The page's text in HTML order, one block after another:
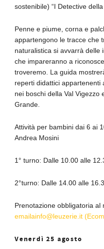
sostenibile) “I Detective
Penne e piume, corna e
appartengono le tracce che
naturalistica si avvarrà delle
che impareranno a
troveremo. La guida
reperti didattici appartenenti
nei boschi della Val Vigezzo
Grande.
Attività per bambini dai 6 ai
Andrea Mosini
1° turno: Dalle 10.00 alle
2°turno: Dalle 14.00 alle
Prenotazione obbligatoria al
emailainfo@leuzerie.it
Venerdì 25 agosto